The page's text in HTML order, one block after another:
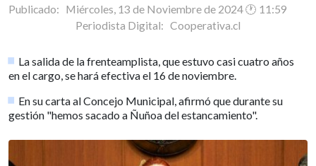
Publicado: Miércoles, 13 de Noviembre de 2024 🕐 11:59
Periodista Digital: Cooperativa.cl
La salida de la frenteamplista, que estuvo casi cuatro años
en el cargo, se hará efectiva el 16 de noviembre.
En su carta al Concejo Municipal, afirmó que durante su
gestión "hemos sacado a Ñuñoa del estancamiento".